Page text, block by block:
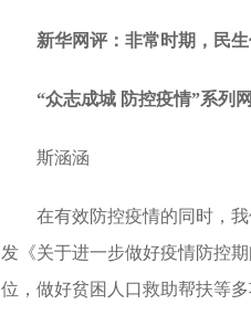
新华网评：非常时期，民
“众志成城 防控疫情”系列
斯涵涵
在有效防控疫情的同时，我
发《关于进一步做好疫情防控
位，做好贫困人口救助帮扶等